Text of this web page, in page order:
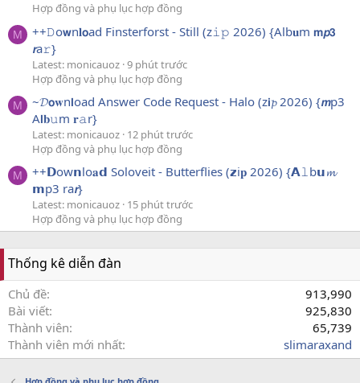
Hợp đồng và phụ lục hợp đồng
M
++𝙳o𝘄n𝐥𝗼ad Finsterforst - Still (z𝚒𝚙 2026) {Alb𝐮m 𝗺𝙥𝟯
𝙧a𝚛}
Latest: monicauoz 9 phút trước
Hợp đồng và phụ lục hợp đồng
M
~𝓓𝗼𝐰n𝗹oad Answer Code Request - Halo (z𝗶𝓹 2026) {𝙢p3
A𝗹𝐛𝚞m 𝐫𝚊r}
Latest: monicauoz 12 phút trước
Hợp đồng và phụ lục hợp đồng
M
++𝗗ow𝗻lo𝐚𝗱 Soloveit - Butterflies (𝘇i𝐩 2026) {𝗔𝚕b𝘂𝓶
𝗺p3 ra𝙧}
Latest: monicauoz 15 phút trước
Hợp đồng và phụ lục hợp đồng
Thống kê diễn đàn
Chủ đề
913,990
Bài viết
925,830
Thành viên
65,739
Thành viên mới nhất
slimaraxand